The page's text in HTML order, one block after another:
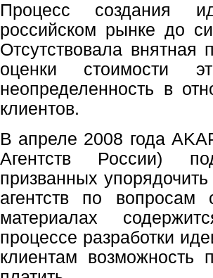
Процесс создания
российском рынке до
Отсутствовала внятная
оценки стоимости
неопределенность в
клиентов.
В апреле 2008 года
Агентств России)
призванных
агентств по
материалах
процессе разработки
клиентам возможность